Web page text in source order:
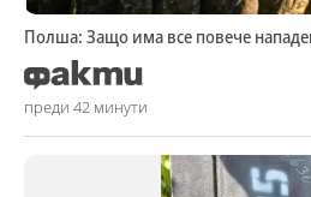
Полша: Защо има все повече
преди 42 минути